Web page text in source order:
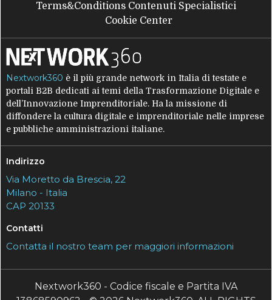
Terms&Conditions Contenuti Specialistici
Cookie Center
Nextwork360 è il più grande network in Italia di testate e
portali B2B dedicati ai temi della Trasformazione Digitale e
dell’Innovazione Imprenditoriale. Ha la missione di
diffondere la cultura digitale e imprenditoriale nelle imprese
e pubbliche amministrazioni italiane.
Indirizzo
Via Moretto da Brescia, 22
Milano - Italia
CAP 20133
Contatti
Contatta il nostro team per maggiori informazioni
Nextwork360 - Codice fiscale e Partita IVA